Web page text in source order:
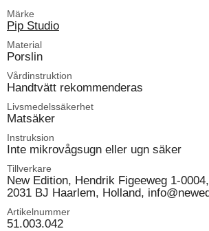
Märke
Pip Studio
Material
Porslin
Vårdinstruktion
Handtvätt rekommenderas
Livsmedelssäkerhet
Matsäker
Instruksion
Inte mikrovågsugn eller ugn säker
Tillverkare
New Edition, Hendrik Figeeweg 1-
2031 BJ Haarlem, Holland,
Artikelnummer
51.003.042